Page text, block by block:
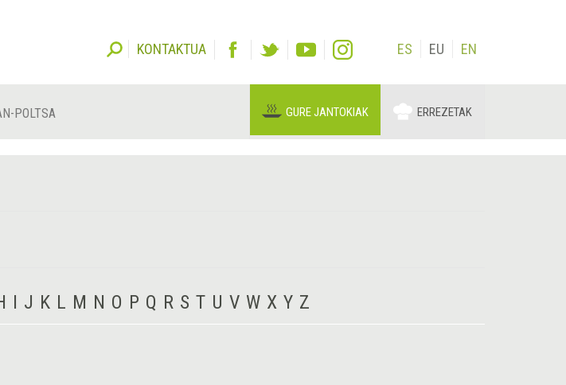
KONTAKTUA ES EU EN
POLTSA GURE JANTOKIAK ERREZETAK
I J K L M N O P Q R S T U V W X Y Z